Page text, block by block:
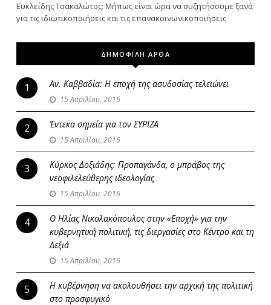
Ευκλείδης Τσακαλώτος: Μήπως είναι ώρα να συζητήσουμε ξανά
για τις ιδιωτικοποιήσεις και τις επανακοινωνικοποιήσεις
ΔΗΜΟΦΙΛΗ ΑΡΘΑ
1 Αν. Καββαδία: Η εποχή της ασυδοσίας τελειώνει
15 Απριλίου, 2016
2 Έντεκα σημεία για τον ΣΥΡΙΖΑ
15 Απριλίου, 2016
3
Κύρκος Δοξιάδης: Προπαγάνδα, ο μπράβος της
νεοφιλελεύθερης ιδεολογίας
15 Απριλίου, 2016
4
Ο Ηλίας Νικολακόπουλος στην «Εποχή» για την
κυβερνητική πολιτική, τις διεργασίες στο Κέντρο και τη
Δεξιά
15 Απριλίου, 2016
5
Η κυβέρνηση να ακολουθήσει την αρχική της πολιτική
στο προσφυγικό